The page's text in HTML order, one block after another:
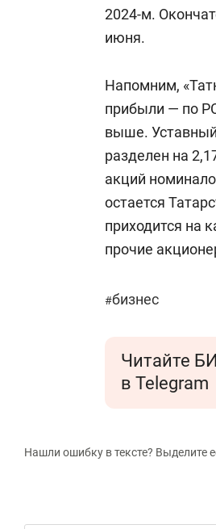
2024-м.
июня.
Напомним,
прибыли — по
выше. Уставный
разделен на
акций
остается
приходится на
прочие
#бизнес
Читайте
в Telegram
Нашли ошибку в тексте? Выделите